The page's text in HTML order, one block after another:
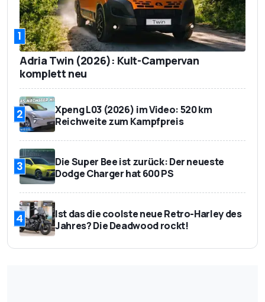
Leergewicht 1.866 kg
Zuladung 418 kg
Basispreis 42.790 Euro
1
Adria Twin (2026): Kult-Campervan
komplett neu
2
Xpeng L03 (2026) im Video: 520 km
Reichweite zum Kampfpreis
3
Die Super Bee ist zurück: Der neueste
Dodge Charger hat 600 PS
4
Ist das die coolste neue Retro-Harley des
Jahres? Die Deadwood rockt!